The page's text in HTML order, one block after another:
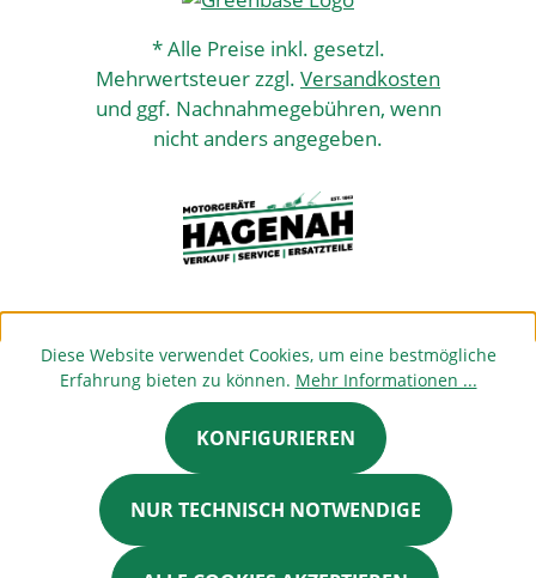
* Alle Preise inkl. gesetzl.
Mehrwertsteuer zzgl. Versandkosten
und ggf. Nachnahmegebühren, wenn
nicht anders angegeben.
Diese Website verwendet Cookies, um eine bestmögliche
Erfahrung bieten zu können. Mehr Informationen ...
NUR TECHNISCH NOTWENDIGE
KONFIGURIEREN